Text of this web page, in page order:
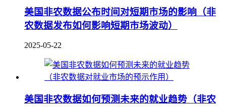
美国非农数据公布时间对短期市场的影响（非
农数据发布如何影响短期市场波动）
2025-05-22
美国非农数据如何预测未来的就业趋势（非农